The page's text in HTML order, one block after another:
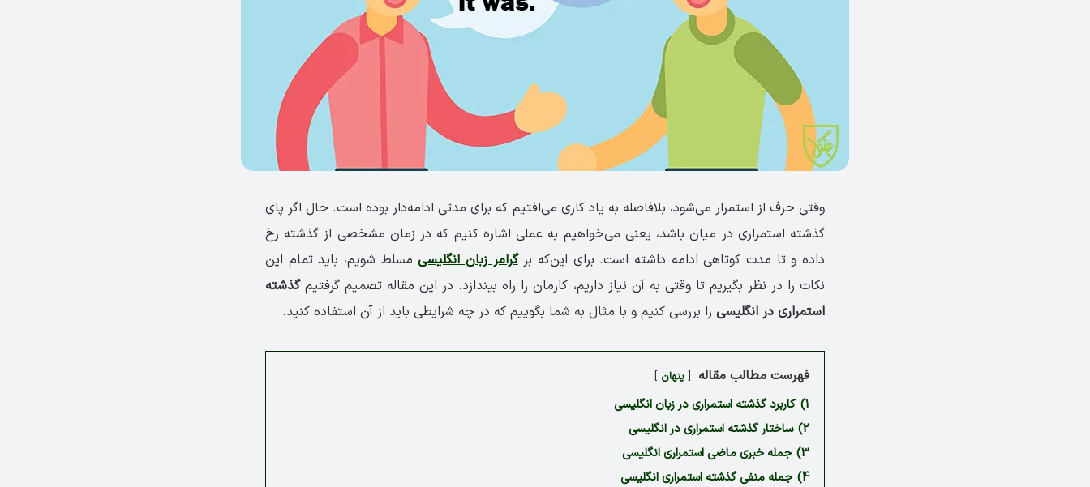
وقتی حرف از استمرار می‌شود، بلافاصله به یاد کاری می‌افتیم که برای مدتی ادامه‌دار بوده است. حال اگر پای
گذشته استمراری در میان باشد، یعنی می‌خواهیم به عملی اشاره کنیم که در زمان مشخصی از گذشته رخ
داده و تا مدت کوتاهی ادامه داشته است. برای این‌که برگرامر زبان انگلیسیمسلط شویم، باید تمام این
نکات را در نظر بگیریم تا وقتی به آن نیاز داریم، کارمان را راه بیندازد. در این مقاله تصمیم گرفتیمگذشته
استمراری در انگلیسی را بررسی کنیم و با مثال به شما بگوییم که در چه شرایطی باید از آن استفاده کنید.
فهرست مطالب مقاله پنهان
1) کاربرد گذشته استمراری در زبان انگلیسی
2) ساختار گذشته استمراری در انگلیسی
3) جمله خبری ماضی استمراری انگلیسی
4) جمله منفی گذشته استمراری انگلیسی